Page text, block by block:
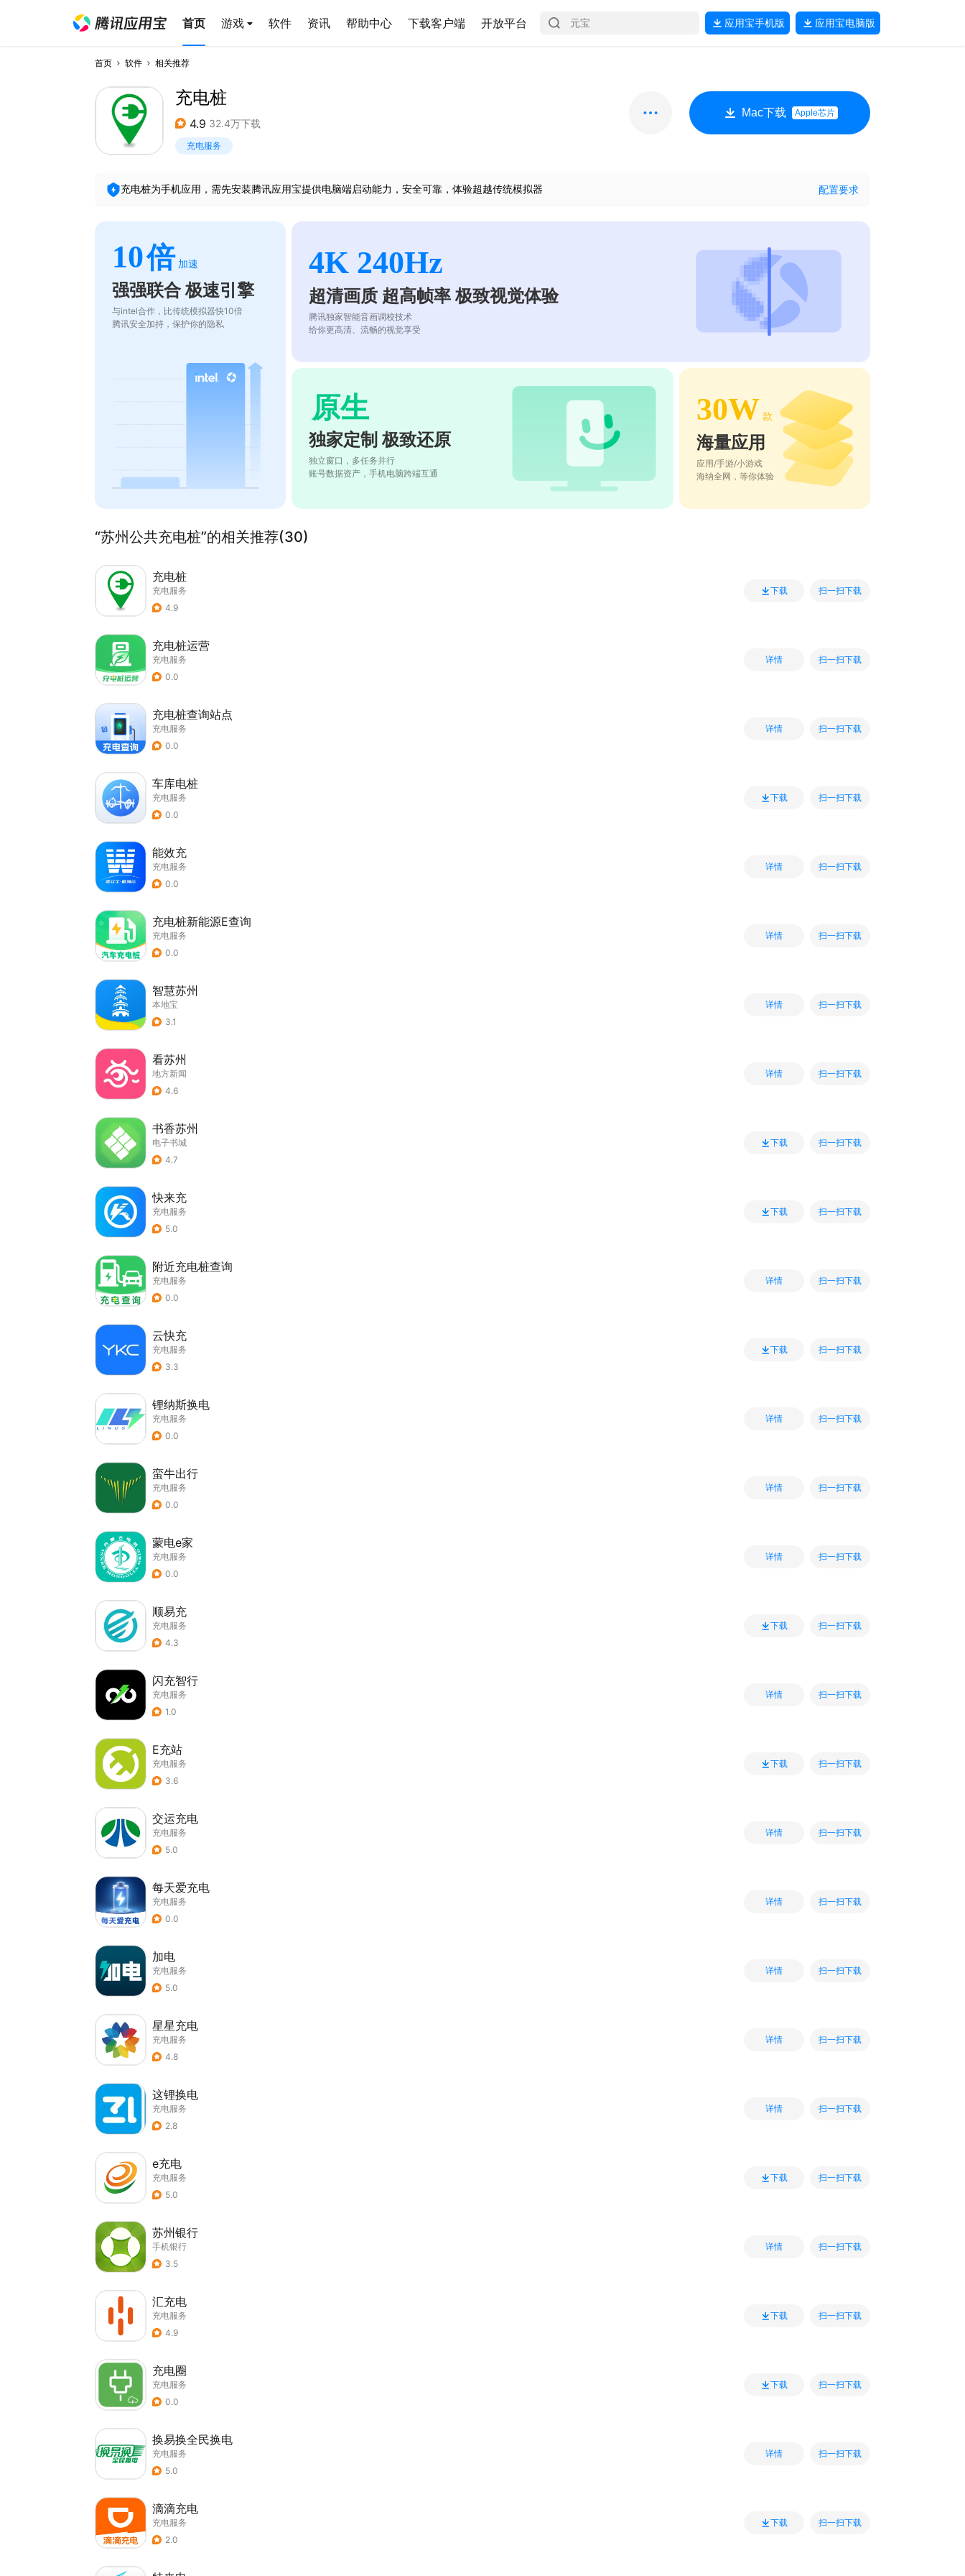
首页 游戏 软件 资讯 帮助中心 下载客户端 开放平台 应用宝手机版 应用宝电脑版
首页 软件 相关推荐
充电桩
4.9 32.4万下载
充电服务
Mac下载 Apple芯片
充电桩为手机应用，需先安装腾讯应用宝提供电脑端启动能力，安全可靠，体验超越传统模拟器 配置要求
10倍 加速
强强联合 极速引擎
与intel合作，比传统模拟器快10倍
腾讯安全加持，保护你的隐私
4K 240Hz
超清画质 超高帧率 极致视觉体验
腾讯独家智能音画调校技术
给你更高清、流畅的视觉享受
原生
独家定制 极致还原
独立窗口，多任务并行
账号数据资产，手机电脑跨端互通
30W 款
海量应用
应用/手游/小游戏
海纳全网，等你体验
“苏州公共充电桩”的相关推荐(30)
充电桩
充电服务
4.9
下载 扫一扫下载
充电桩运营
充电服务
0.0
详情 扫一扫下载
充电桩查询站点
充电服务
0.0
详情 扫一扫下载
车库电桩
充电服务
0.0
下载 扫一扫下载
能效充
充电服务
0.0
详情 扫一扫下载
充电桩新能源E查询
充电服务
0.0
详情 扫一扫下载
智慧苏州
本地宝
3.1
详情 扫一扫下载
看苏州
地方新闻
4.6
详情 扫一扫下载
书香苏州
电子书城
4.7
下载 扫一扫下载
快来充
充电服务
5.0
下载 扫一扫下载
附近充电桩查询
充电服务
0.0
详情 扫一扫下载
云快充
充电服务
3.3
下载 扫一扫下载
锂纳斯换电
充电服务
0.0
详情 扫一扫下载
蛮牛出行
充电服务
0.0
详情 扫一扫下载
蒙电e家
充电服务
0.0
详情 扫一扫下载
顺易充
充电服务
4.3
下载 扫一扫下载
闪充智行
充电服务
1.0
详情 扫一扫下载
E充站
充电服务
3.6
下载 扫一扫下载
交运充电
充电服务
5.0
详情 扫一扫下载
每天爱充电
充电服务
0.0
详情 扫一扫下载
加电
充电服务
5.0
详情 扫一扫下载
星星充电
充电服务
4.8
详情 扫一扫下载
这锂换电
充电服务
2.8
详情 扫一扫下载
e充电
充电服务
5.0
下载 扫一扫下载
苏州银行
手机银行
3.5
详情 扫一扫下载
汇充电
充电服务
4.9
下载 扫一扫下载
充电圈
充电服务
0.0
下载 扫一扫下载
换易换全民换电
充电服务
5.0
详情 扫一扫下载
滴滴充电
充电服务
2.0
下载 扫一扫下载